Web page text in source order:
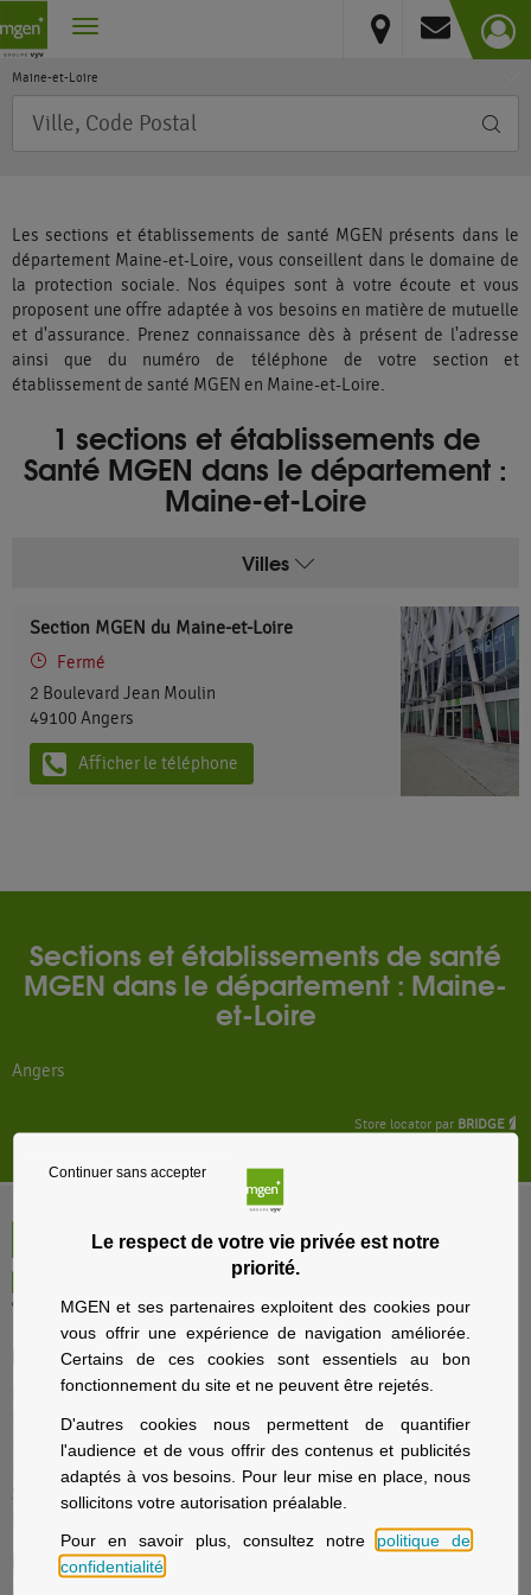
Le respect de votre vie privée est notre
priorité.
MGEN et ses partenaires exploitent des cookies pour
vous offrir une expérience de navigation améliorée.
Certains de ces cookies sont essentiels au bon
fonctionnement du site et ne peuvent être rejetés.
D'autres cookies nous permettent de quantifier
l'audience et de vous offrir des contenus et publicités
adaptés à vos besoins. Pour leur mise en place, nous
sollicitons votre autorisation préalable.
Pour en savoir plus, consultez notre politique de
confidentialité
Continuer sans accepter
Pays de la Loire
Maine-et-Loire
Vous résidez hors France métropolitaine et DOM
Les sections et établissements de santé MGEN présents dans le
département Maine-et-Loire, vous conseillent dans le domaine de
la protection sociale. Nos équipes sont à votre écoute et vous
proposent une offre adaptée à vos besoins en matière de mutuelle
et d'assurance. Prenez connaissance dès à présent de l'adresse
ainsi que du numéro de téléphone de votre section et
établissement de santé MGEN en Maine-et-Loire.
1 sections et établissements de
Santé MGEN dans le département :
Maine-et-Loire
Villes
Section MGEN du Maine-et-Loire
Fermé
2 Boulevard Jean Moulin
49100 Angers
Afficher le téléphone
Sections et établissements de santé
MGEN dans le département : Maine-
et-Loire
Angers
Store locator par BRIDGE
Particuliers
Nos offres santé et prévoyance
Nos offres assurance voyage
Nos offres assurance immobilier
Nos offres assurance prévoyance
Solutions d’épargne et retraite
Employeurs